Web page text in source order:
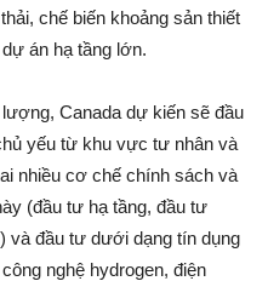
chế biến khoảng sản thiết
án hạ tầng lớn.
Canada dự kiến sẽ đầu
yếu từ khu vực tư nhân và
nhiều cơ chế chính sách và
(đầu tư hạ tầng, đầu tư
đầu tư dưới dạng tín dụng
nghệ hydrogen, điện